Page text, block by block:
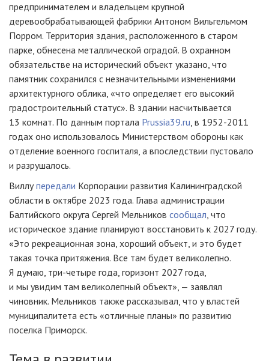
предпринимателем и владельцем крупной
деревообрабатывающей фабрики Антоном Вильгельмом
Порром. Территория здания, расположенного в старом
парке, обнесена металлической оградой. В охранном
обязательстве на исторический объект указано, что
памятник сохранился с незначительными изменениями
архитектурного облика, «что определяет его высокий
градостроительный статус». В здании насчитывается
13 комнат. По данным портала Prussia39.ru, в 1952-2011
годах оно использовалось Министерством обороны как
отделение военного госпиталя, а впоследствии пустовало
и разрушалось.
Виллупередали Корпорации развития Калининградской
области в октябре 2023 года. Глава администрации
Балтийского округа Сергей Мельников сообщал, что
историческое здание планируют восстановить к 2027 году.
«Это рекреационная зона, хороший объект, и это будет
такая точка притяжения. Все там будет великолепно.
Я думаю, три-четыре года, горизонт 2027 года,
и мы увидим там великолепный объект», — заявлял
чиновник. Мельников также рассказывал, что у властей
муниципалитета есть «отличные планы» по развитию
поселка Приморск.